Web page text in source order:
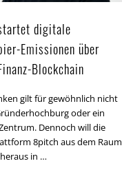
digitale
Emissionen über
Blockchain
gilt für gewöhnlich nicht
oder ein
Dennoch will die
8pitch aus dem Raum
in …